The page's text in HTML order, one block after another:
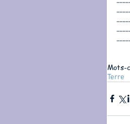
Mots-
Terre